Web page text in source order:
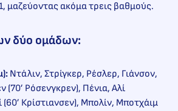
μαζεύοντας ακόμα τρεις βαθμούς.
δύο ομάδων:
Ντάλιν, Στρίγκερ, Ρέσλερ, Γιάνσον,
(70’ Ρόσενγκρεν), Πένια, Αλί
(60’ Κρίστιανσεν), Μπολίν, Μποτχάιμ